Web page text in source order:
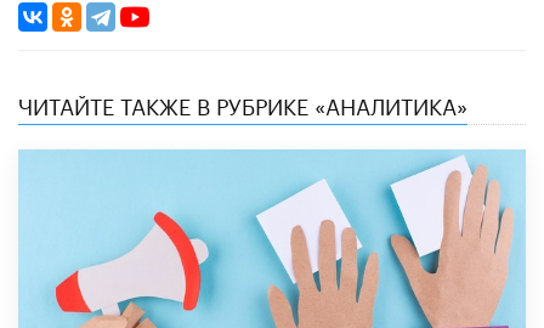
ЧИТАЙТЕ ТАКЖЕ В РУБРИКЕ «АНАЛИТИКА»